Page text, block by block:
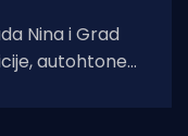
Nina i Grad
autohtone